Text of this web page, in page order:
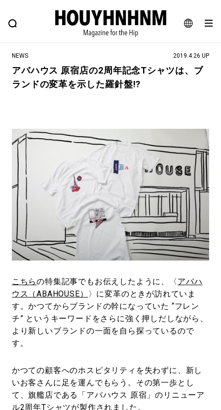
JA
EN
FEATURE BLOG SNAP
ヒップなファッション、カルチャー、ライフスタイルWEBマガジン
#NEW VINTAGE #マイナーグッド図鑑
#MONTHLY JOURNAL
#GH 銘品の所以 #フイナムのYouTube
#Commune H #FOCUS IT #AH.H
#ととけん #FASHION #MUSIC #MOVIE
#LIFESTYLE #SNEAKER #OUTDOOR
#HANDSOME HANDBOOK
NEWS 2019.4.26 UP
アバハウス 原宿店の2周年記念Tシャツは、ブ
ランドの変革を示した羅針盤!?
こちらの特集記事でもお伝えしたように、〈 アバハ
ウス（ABAHOUSE）
〉に変革のときが訪れていま
す。かつてからブランドの幹になっていた “フレン
チ” というキーワードをさらに強く押しだしながら、
より新しいブランドの一面を自ら探っているので
す。
かつての顧客へのホスピタリティを失わずに、新し
いお客さんに足を運んでもらう。その第一歩とし
て、旗艦店である「アバハウス 原宿」のリニューア
ル2周年Tシャツが製作されました。